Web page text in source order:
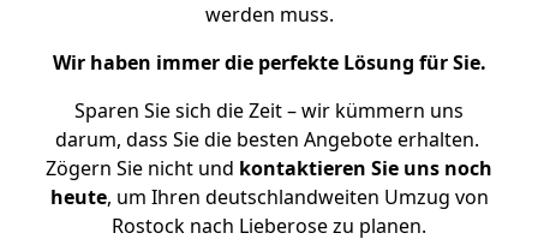
werden muss.
Wir haben immer die perfekte Lösung für Sie.
Sparen Sie sich die Zeit – wir kümmern uns
darum, dass Sie die besten Angebote erhalten.
Zögern Sie nicht und kontaktieren Sie uns noch
heute, um Ihren deutschlandweiten Umzug von
Rostock nach Lieberose zu planen.